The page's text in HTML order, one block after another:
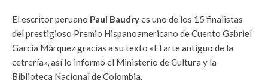
El escritor peruano Paul Baudryes uno de los 15 finalistas
del prestigioso Premio Hispanoamericano de Cuento Gabriel
García Márquez gracias a su texto «El arte antiguo de la
cetrería», así lo informó el Ministerio de Cultura y la
Biblioteca Nacional de Colombia.